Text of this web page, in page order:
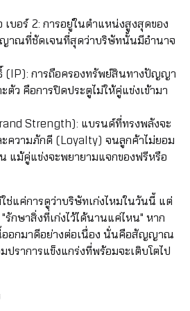
เบอร์ 2: การอยู่ในตำแหน่งสูงสุดของ
าณที่ชัดเจนที่สุดว่าบริษัทนั้นมีอำนาจ
(IP): การถือครองทรัพย์สินทางปัญญา
ตัว คือการปิดประตูไม่ให้คู่แข่งเข้ามา
Strength): แบรนด์ที่ทรงพลังจะ
ะความภักดี (Loyalty) จนลูกค้าไม่ยอม
แม้คู่แข่งจะพยายามแจกของฟรีหรือ
ใช่แค่การดูว่าบริษัทเก่งไหมในวันนี้ แต่
กษาสิ่งที่เก่งไว้ได้นานแค่ไหน" หาก
ออกมาดีอย่างต่อเนื่อง นั่นคือสัญญาณ
ราการแข็งแกร่งที่พร้อมจะเติบโตไป